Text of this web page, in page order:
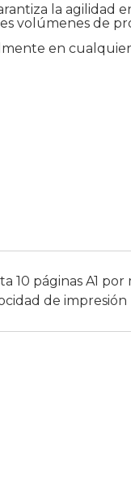
la agilidad
volúmenes de
en
10 páginas A1
de impresión